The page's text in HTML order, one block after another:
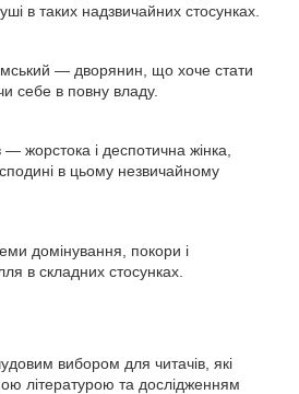
в таких надзвичайних стосунках.
— дворянин, що хоче стати
себе в повну владу.
жорстока і деспотична жінка,
в цьому незвичайному
домінування, покори і
в складних стосунках.
вибором для читачів, які
літературою та дослідженням